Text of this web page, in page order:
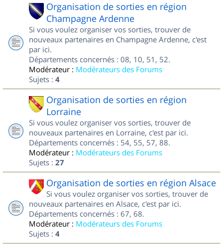
Organisation de sorties en région
Champagne Ardenne
Si vous voulez organiser vos sorties, trouver de
nouveaux partenaires en Champagne Ardenne, c'est
par ici.
Départements concernés : 08, 10, 51, 52.
Modérateur : Modérateurs des Forums
Sujets : 4
Organisation de sorties en région
Lorraine
Si vous voulez organiser vos sorties, trouver de
nouveaux partenaires en Lorraine, c'est par ici.
Départements concernés : 54, 55, 57, 88.
Modérateur : Modérateurs des Forums
Sujets : 27
Organisation de sorties en région Alsace
Si vous voulez organiser vos sorties, trouver de
nouveaux partenaires en Alsace, c'est par ici.
Départements concernés : 67, 68.
Modérateur : Modérateurs des Forums
Sujets : 4